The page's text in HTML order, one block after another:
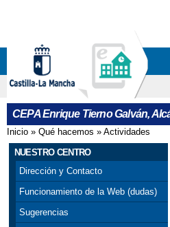
CEPA Enrique Tierno Galván,
Se encuentra usted
Inicio » Qué hacemos » Actividades
NUESTRO CENTRO
Dirección y Contacto
Funcionamiento de la Web (dudas)
Sugerencias